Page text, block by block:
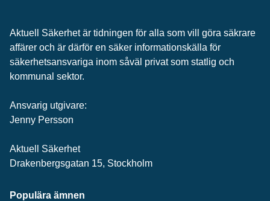
Aktuell Säkerhet är tidningen för alla som vill göra säkrare
affärer och är därför en säker informationskälla för
säkerhets­ansvariga inom såväl privat som statlig och
kommunal sektor.
Ansvarig utgivare:
Jenny Persson
Aktuell Säkerhet
Drakenbergsgatan 15, Stockholm
Populära ämnen